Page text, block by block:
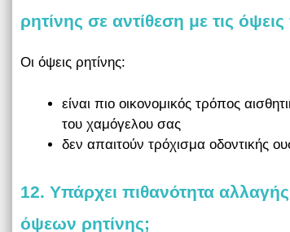
ρητίνης σε αντίθεση με τις
Οι όψεις ρητίνης:
είναι πιο οικονομικός τρόπος
του χαμόγελου σας
δεν απαιτούν τρόχισμα οδοντικής
12. Υπάρχει πιθανότητα
όψεων ρητίνης;